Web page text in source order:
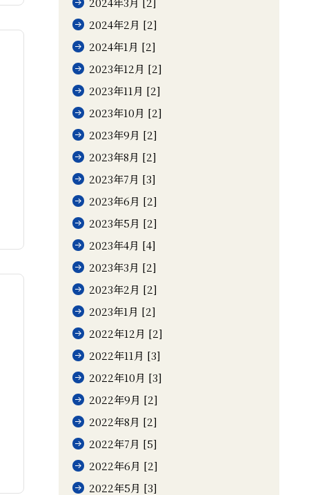
2024年2月 [2]
2024年1月 [2]
2023年12月 [2]
2023年11月 [2]
2023年10月 [2]
2023年9月 [2]
2023年8月 [2]
2023年7月 [3]
2023年6月 [2]
2023年5月 [2]
2023年4月 [4]
2023年3月 [2]
2023年2月 [2]
2023年1月 [2]
2022年12月 [2]
2022年11月 [3]
2022年10月 [3]
2022年9月 [2]
2022年8月 [2]
2022年7月 [5]
2022年6月 [2]
2022年5月 [3]